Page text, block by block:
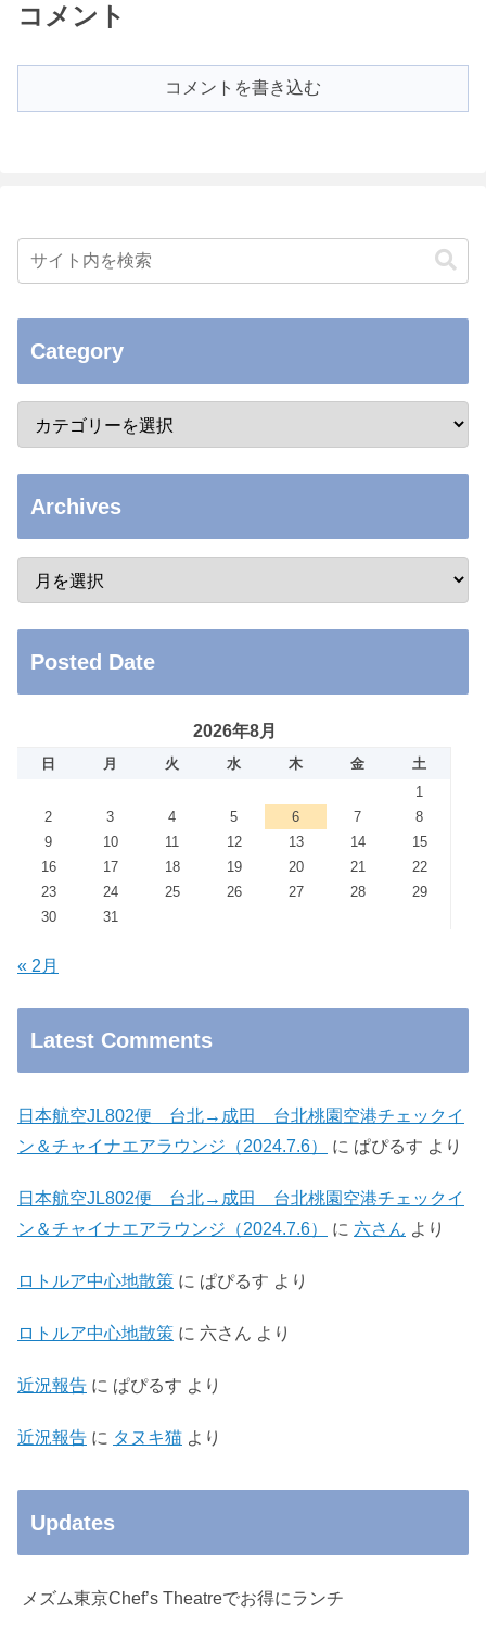
コメント
コメントを書き込む
Category
Archives
Posted Date
2026年8月
日 月 火 水 木 金
土
1
2
3 4 5 6 7
8
9
10 11 12 13 14
15
16
17 18 19 20 21
22
23
24 25 26 27 28
29
30
31
« 2月
Latest Comments
日本航空JL802便 台北→成田 台北桃園空港チェックイ
ン＆チャイナエアラウンジ（2024.7.6）
に ぱぴるす より
日本航空JL802便 台北→成田 台北桃園空港チェックイ
ン＆チャイナエアラウンジ（2024.7.6）
に 六さん より
ロトルア中心地散策 に ぱぴるす より
ロトルア中心地散策 に 六さん より
近況報告 に ぱぴるす より
近況報告 に タヌキ猫 より
Updates
メズム東京Chef’s Theatreでお得にランチ